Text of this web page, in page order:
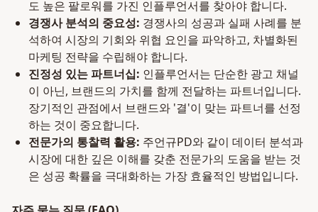
도 높은 팔로워를 가진 인플루언서를 찾아야 합니다.
경쟁사 분석의 중요성: 경쟁사의 성공과 실패 사례를 분
석하여 시장의 기회와 위협 요인을 파악하고, 차별화된
마케팅 전략을 수립해야 합니다.
진정성 있는 파트너십: 인플루언서는 단순한 광고 채널
이 아닌, 브랜드의 가치를 함께 전달하는 파트너입니다.
장기적인 관점에서 브랜드와 '결'이 맞는 파트너를 선정
하는 것이 중요합니다.
전문가의 통찰력 활용: 주언규PD와 같이 데이터 분석과
시장에 대한 깊은 이해를 갖춘 전문가의 도움을 받는 것
은 성공 확률을 극대화하는 가장 효율적인 방법입니다.